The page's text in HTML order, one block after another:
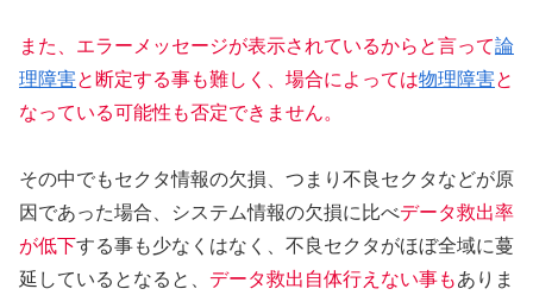
また、エラーメッセージが表示されているからと言って論
理障害と断定する事も難しく、場合によっては物理障害と
なっている可能性も否定できません。
その中でもセクタ情報の欠損、つまり不良セクタなどが原
因であった場合、システム情報の欠損に比べデータ救出率
が低下する事も少なくはなく、不良セクタがほぼ全域に蔓
延しているとなると、 データ救出自体行えない事もありま